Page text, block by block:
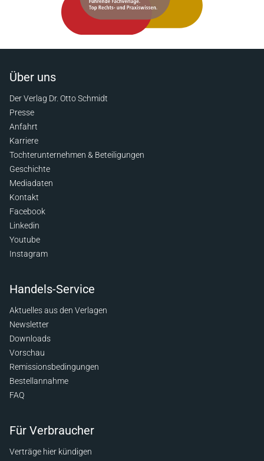
Über uns
Der Verlag Dr. Otto Schmidt
Presse
Anfahrt
Karriere
Tochterunternehmen & Beteiligungen
Geschichte
Mediadaten
Kontakt
Facebook
Linkedin
Youtube
Instagram
Handels-Service
Aktuelles aus den Verlagen
Newsletter
Downloads
Vorschau
Remissionsbedingungen
Bestellannahme
FAQ
Für Verbraucher
Verträge hier kündigen